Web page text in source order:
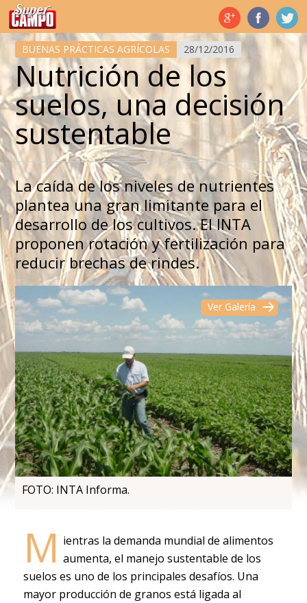
Temas de hoy
BUENAS PRÁCTICAS AGRÍCOLAS 28/12/2016
Nutrición de los
suelos, una decisión
sustentable
La caída de los niveles de nutrientes
plantea una gran limitante para el
desarrollo de los cultivos. El INTA
proponen rotación y fertilización para
reducir brechas de rindes.
Ver Galería
FOTO: INTA Informa.
M ientras la demanda mundial de alimentos
aumenta, el manejo sustentable de los
suelos es uno de los principales desafíos. Una
mayor producción de granos está ligada al